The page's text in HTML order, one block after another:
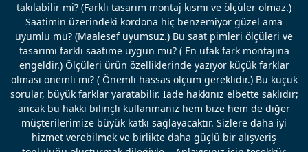
takılabilir mi? (Farklı tasarım montaj kısmı ve ölçüler olmaz.)
Saatimin üzerindeki kordona hiç benzemiyor güzel ama
uyumlu mu? (Maalesef uyumsuz.) Bu saat pimleri ölçüleri ve
tasarımı farklı saatime uygun mu? ( En ufak fark montajına
engeldir.) Ölçüleri ürün özelliklerinde yazıyor küçük farklar
olması önemli mi? ( Önemli hassas ölçüm gereklidir.) Bu küçük
sorular, büyük farklar yaratabilir. İade hakkınız elbette saklıdır;
ancak bu hakkı bilinçli kullanmanız hem bize hem de diğer
müşterilerimize büyük katkı sağlayacaktır. Sizlere daha iyi
hizmet verebilmek ve birlikte daha güçlü bir alışveriş